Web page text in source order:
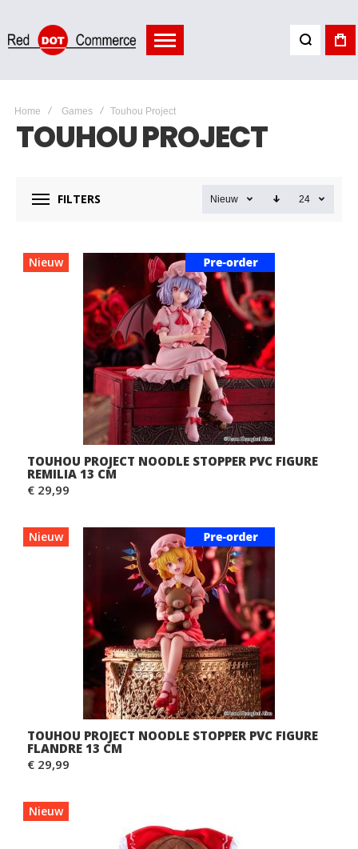
Home Games Touhou Project
TOUHOU PROJECT
FILTERS Nieuw 24
Nieuw
TOUHOU PROJECT NOODLE STOPPER PVC FIGURE
REMILIA 13 CM
€ 29,99
Nieuw
TOUHOU PROJECT NOODLE STOPPER PVC FIGURE
FLANDRE 13 CM
€ 29,99
Nieuw